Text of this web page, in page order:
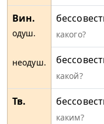
Вин.
одуш.
неодуш.
какого?
какой?
Тв.
каким?